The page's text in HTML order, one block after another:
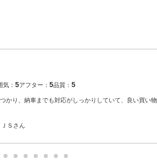
気： 5アフター： 5品質： 5
かり、納車までも対応がしっかりしていて、良い買い物
ＪＳさん